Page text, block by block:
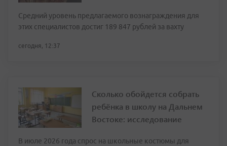
Средний уровень предлагаемого вознаграждения для
этих специалистов достиг 189 847 рублей за вахту
сегодня, 12:37
Сколько обойдется собрать
ребёнка в школу на Дальнем
Востоке: исследование
В июле 2026 года спрос на школьные костюмы для